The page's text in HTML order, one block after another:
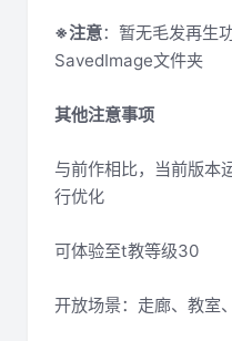
※注意：暂无毛发再生
SavedImage文件夹
其他注意事项
与前作相比，当前版本
行优化
可体验至t教等级30
开放场景：走廊、教室